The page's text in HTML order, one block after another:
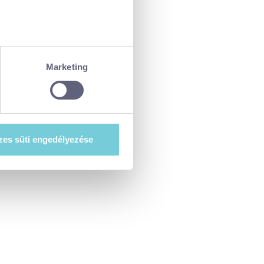
pontban. Bármikor
szeretne e sütik
Marketing
süti engedélyezése